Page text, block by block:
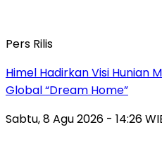
Pers Rilis
Himel Hadirkan Visi Hunian
Global “Dream Home”
Sabtu, 8 Agu 2026 - 14:26